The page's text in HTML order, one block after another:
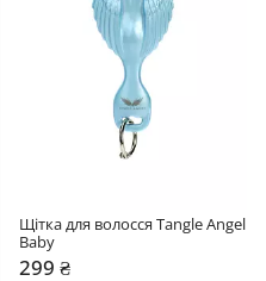
Щітка для волосся Tangle Angel
Baby
299 ₴